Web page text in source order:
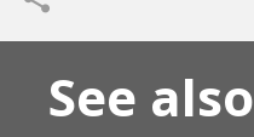
See also